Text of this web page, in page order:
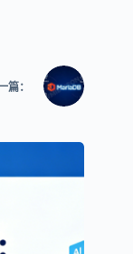
篇：